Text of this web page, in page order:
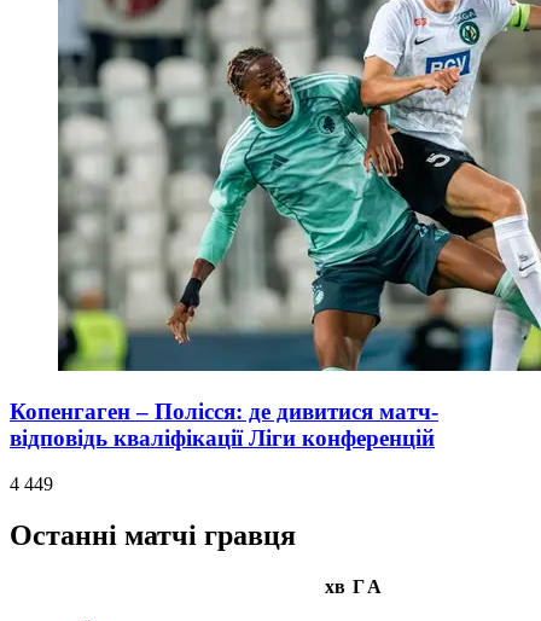
Копенгаген – Полісся: де дивитися матч-
відповідь кваліфікації Ліги конференцій
4 449
Останні матчі гравця
хв ГА